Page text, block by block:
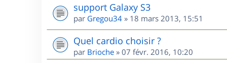
support Galaxy S3
par Gregou34 » 18 mars 2013, 15:51
Quel cardio choisir ?
par Brioche » 07 févr. 2016, 10:20